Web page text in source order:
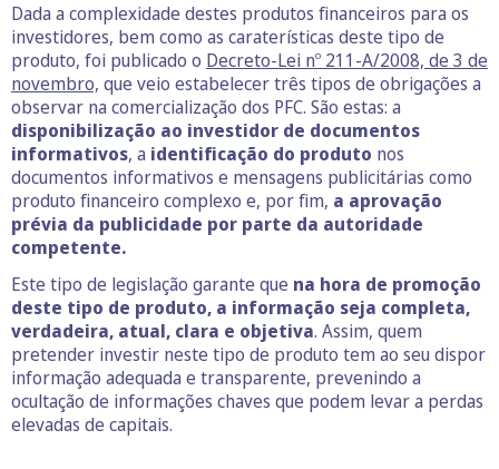
Dada a complexidade destes produtos financeiros para os
investidores, bem como as caraterísticas deste tipo de
produto, foi publicado o Decreto-Lei nº 211-A/2008, de 3 de
novembro, que veio estabelecer três tipos de obrigações a
observar na comercialização dos PFC. São estas: a
disponibilização ao investidor de documentos
informativos, a identificação do produto nos
documentos informativos e mensagens publicitárias como
produto financeiro complexo e, por fim, a aprovação
prévia da publicidade por parte da autoridade
competente.
Este tipo de legislação garante que na hora de promoção
deste tipo de produto, a informação seja completa,
verdadeira, atual, clara e objetiva. Assim, quem
pretender investir neste tipo de produto tem ao seu dispor
informação adequada e transparente, prevenindo a
ocultação de informações chaves que podem levar a perdas
elevadas de capitais.